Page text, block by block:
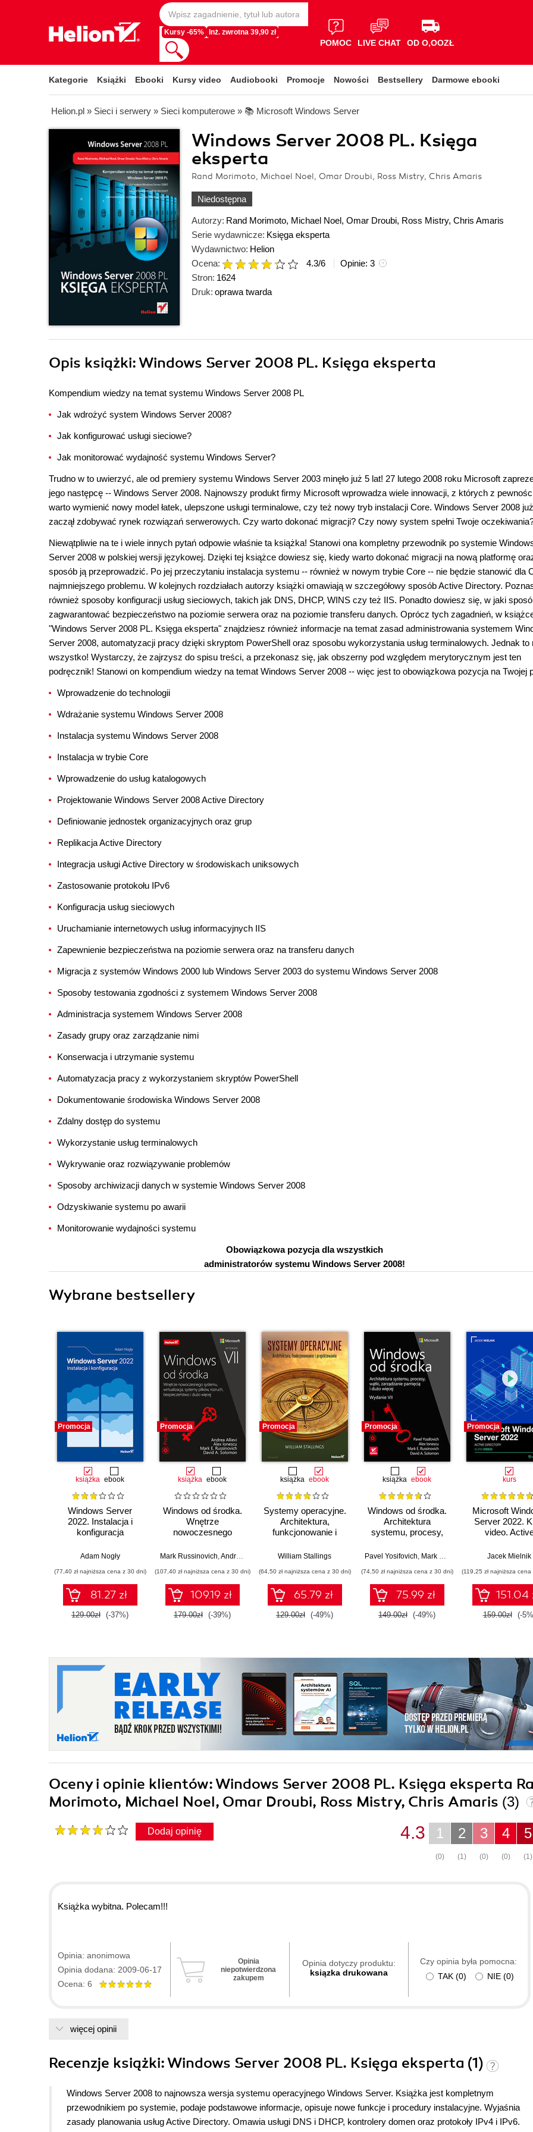
Kursy -65% Inż. zwrotna 39,90 zł
POMOC LIVE CHAT OD O,OOZŁ
Kategorie Książki Ebooki Kursy video Audiobooki Promocje Nowości Bestsellery Darmowe ebooki
Helion.pl » Sieci i serwery » Sieci komputerowe » 📚 Microsoft Windows Server
Windows Server 2008 PL. Księga
eksperta
Rand Morimoto, Michael Noel, Omar Droubi, Ross Mistry, Chris Amaris
Niedostępna
Autorzy: Rand Morimoto, Michael Noel, Omar Droubi, Ross Mistry, Chris Amaris
Serie wydawnicze: Księga eksperta
Wydawnictwo: Helion
Ocena:
4.3/6 Opinie: 3
Stron: 1624
Druk: oprawa twarda
Opis książki: Windows Server 2008 PL. Księga eksperta
Kompendium wiedzy na temat systemu Windows Server 2008 PL
Jak wdrożyć system Windows Server 2008?
Jak konfigurować usługi sieciowe?
Jak monitorować wydajność systemu Windows Server?
Trudno w to uwierzyć, ale od premiery systemu Windows Server 2003 minęło już 5 lat! 27 lutego 2008 roku Microsoft
jego następcę -- Windows Server 2008. Najnowszy produkt firmy Microsoft wprowadza wiele innowacji, z których z
warto wymienić nowy model łatek, ulepszone usługi terminalowe, czy też nowy tryb instalacji Core. Windows Server 2008 już
zaczął zdobywać rynek rozwiązań serwerowych. Czy warto dokonać migracji? Czy nowy system spełni Twoje
Niewątpliwie na te i wiele innych pytań odpowie właśnie ta książka! Stanowi ona kompletny przewodnik po systemie
Server 2008 w polskiej wersji językowej. Dzięki tej książce dowiesz się, kiedy warto dokonać migracji na nową platformę
sposób ją przeprowadzić. Po jej przeczytaniu instalacja systemu -- również w nowym trybie Core -- nie będzie stanowić dla
najmniejszego problemu. W kolejnych rozdziałach autorzy książki omawiają w szczegółowy sposób Active Directory.
również sposoby konfiguracji usług sieciowych, takich jak DNS, DHCP, WINS czy też IIS. Ponadto dowiesz się, w jaki
zagwarantować bezpieczeństwo na poziomie serwera oraz na poziomie transferu danych. Oprócz tych zagadnień, w
"Windows Server 2008 PL. Księga eksperta" znajdziesz również informacje na temat zasad administrowania systemem
Server 2008, automatyzacji pracy dzięki skryptom PowerShell oraz sposobu wykorzystania usług terminalowych. Jednak to
wszystko! Wystarczy, że zajrzysz do spisu treści, a przekonasz się, jak obszerny pod względem merytorycznym jest ten
podręcznik! Stanowi on kompendium wiedzy na temat Windows Server 2008 -- więc jest to obowiązkowa pozycja na Twojej
Wprowadzenie do technologii
Wdrażanie systemu Windows Server 2008
Instalacja systemu Windows Server 2008
Instalacja w trybie Core
Wprowadzenie do usług katalogowych
Projektowanie Windows Server 2008 Active Directory
Definiowanie jednostek organizacyjnych oraz grup
Replikacja Active Directory
Integracja usługi Active Directory w środowiskach uniksowych
Zastosowanie protokołu IPv6
Konfiguracja usług sieciowych
Uruchamianie internetowych usług informacyjnych IIS
Zapewnienie bezpieczeństwa na poziomie serwera oraz na transferu danych
Migracja z systemów Windows 2000 lub Windows Server 2003 do systemu Windows Server 2008
Sposoby testowania zgodności z systemem Windows Server 2008
Administracja systemem Windows Server 2008
Zasady grupy oraz zarządzanie nimi
Konserwacja i utrzymanie systemu
Automatyzacja pracy z wykorzystaniem skryptów PowerShell
Dokumentowanie środowiska Windows Server 2008
Zdalny dostęp do systemu
Wykorzystanie usług terminalowych
Wykrywanie oraz rozwiązywanie problemów
Sposoby archiwizacji danych w systemie Windows Server 2008
Odzyskiwanie systemu po awarii
Monitorowanie wydajności systemu
Obowiązkowa pozycja dla wszystkich
administratorów systemu Windows Server 2008!
Wybrane bestsellery
Promocja
książka ebook
Windows Server
2022. Instalacja i
konfiguracja
Adam Nogły
(77,40 zł najniższa cena z 30 dni)
81.27 zł
129.00zł (-37%)
Promocja
książka ebook
Windows od środka.
Wnętrze
nowoczesnego
wirtualizacja,
rozruch,
bezpieczeństwo i
dużo więcej. Wydanie
VII
Mark Russinovich,Andrea Allievi Alex Ionescu,David Solomon
(107,40 zł najniższa cena z 30 dni)
109.19 zł
179.00zł (-39%)
Promocja
książka ebook
Systemy operacyjne.
Architektura,
funkcjonowanie i
Wydanie IX
William Stallings
(64,50 zł najniższa cena z 30 dni)
65.79 zł
129.00zł (-49%)
Promocja
książka ebook
Windows od środka.
Architektura
systemu, procesy,
pamięcią i dużo
Pavel Yosifovich, Mark Russinovich David Solomon
(74,50 zł najniższa cena z 30 dni)
75.99 zł
149.00zł (-49%)
Promocja
kurs
Microsoft
Server 2022.
video.
Jacek Mielnik
(119,25 zł najniższa
151.04
159.00zł (-
Oceny i opinie klientów: Windows Server 2008 PL. Księga eksperta
Morimoto, Michael Noel, Omar Droubi, Ross Mistry, Chris Amaris (3)
Dodaj opinię 5
(1)
4
(0)
3
(0)
2
(1)
1
(0)
4.3
Książka wybitna. Polecam!!!
Opinia: anonimowa
Opinia dodana: 2009-06-17
Ocena: 6
Opinia
niepotwierdzona
zakupem
Opinia dotyczy produktu:
ksiązka drukowana
Czy opinia była pomocna:
TAK (0) NIE (0)
więcej opinii
Recenzje książki: Windows Server 2008 PL. Księga eksperta (1)
Windows Server 2008 to najnowsza wersja systemu operacyjnego Windows Server. Książka jest kompletnym
przewodnikiem po systemie, podaje podstawowe informacje, opisuje nowe funkcje i procedury instalacyjne. Wyjaśnia
zasady planowania usług Active Directory. Omawia usługi DNS i DHCP, kontrolery domen oraz protokoły IPv4 i IPv6.